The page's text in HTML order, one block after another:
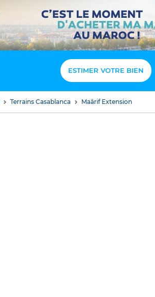
ESTIMER VOTRE BIEN
Terrains Casablanca Maârif Extension